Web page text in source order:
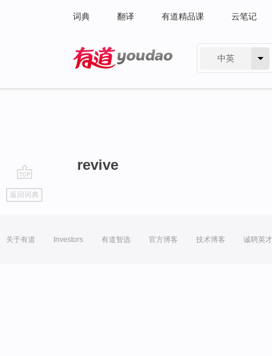
词典 翻译 有道精品课 云笔记
中英
go
top
返回词典
revive
关于有道 Investors 有道智选 官方博客 技术博客 诚聘英才